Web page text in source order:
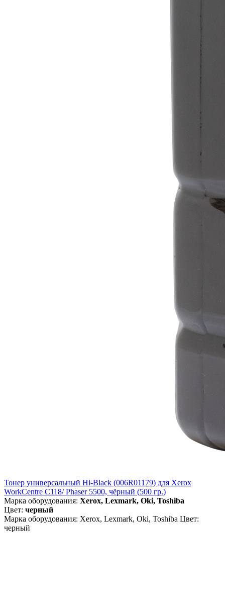
Тонер универсальный Hi-Black (006R01179) для Xerox
WorkCentre C118/ Phaser 5500, чёрный (500 гр.)
Марка оборудования: Xerox, Lexmark, Oki, Toshiba
Цвет: черный
Марка оборудования: Xerox, Lexmark, Oki, Toshiba Цвет:
черный